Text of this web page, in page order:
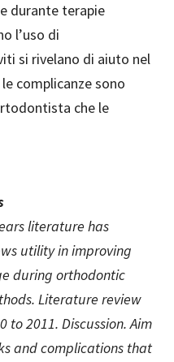
durante terapie
l’uso di
si rivelano di aiuto nel
complicanze sono
che le
literature has
utility in improving
during orthodontic
Literature review
2011. Discussion. Aim
and complications that